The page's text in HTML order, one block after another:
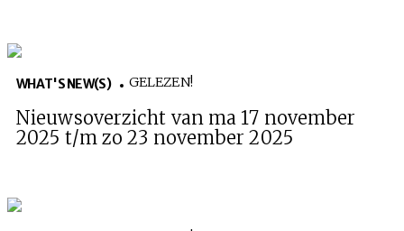
WHAT'S NEW(S) GELEZEN!
Nieuwsoverzicht van ma 17 november
2025 t/m zo 23 november 2025